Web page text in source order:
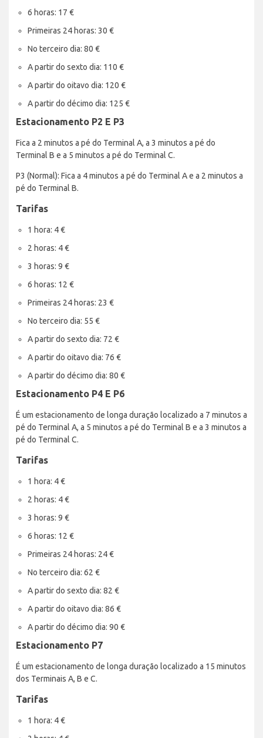
6 horas: 17 €
Primeiras 24 horas: 30 €
No terceiro dia: 80 €
A partir do sexto dia: 110 €
A partir do oitavo dia: 120 €
A partir do décimo dia: 125 €
Estacionamento P2 E P3
Fica a 2 minutos a pé do Terminal A, a 3 minutos a pé do
Terminal B e a 5 minutos a pé do Terminal C.
P3 (Normal): Fica a 4 minutos a pé do Terminal A e a 2 minutos a
pé do Terminal B.
Tarifas
1 hora: 4 €
2 horas: 4 €
3 horas: 9 €
6 horas: 12 €
Primeiras 24 horas: 23 €
No terceiro dia: 55 €
A partir do sexto dia: 72 €
A partir do oitavo dia: 76 €
A partir do décimo dia: 80 €
Estacionamento P4 E P6
É um estacionamento de longa duração localizado a 7 minutos a
pé do Terminal A, a 5 minutos a pé do Terminal B e a 3 minutos a
pé do Terminal C.
Tarifas
1 hora: 4 €
2 horas: 4 €
3 horas: 9 €
6 horas: 12 €
Primeiras 24 horas: 24 €
No terceiro dia: 62 €
A partir do sexto dia: 82 €
A partir do oitavo dia: 86 €
A partir do décimo dia: 90 €
Estacionamento P7
É um estacionamento de longa duração localizado a 15 minutos
dos Terminais A, B e C.
Tarifas
1 hora: 4 €